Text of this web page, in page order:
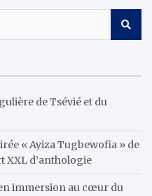
de Tsévié et du
« Ayiza Tugbewofia » de
XXL d’anthologie
immersion au cœur du